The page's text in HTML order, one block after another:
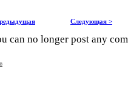
Следующая >
can no longer post any